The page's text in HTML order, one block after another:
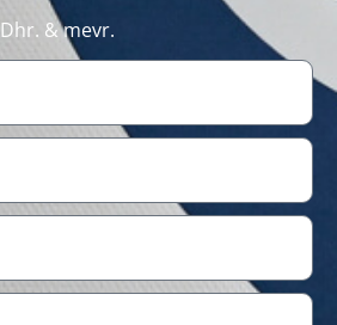
Dhr. & mevr.